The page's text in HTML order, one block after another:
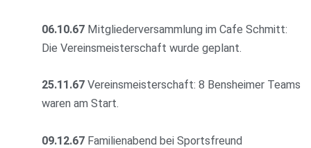
06.10.67 Mitgliederversammlung im Cafe Schmitt:
Die Vereinsmeisterschaft wurde geplant.
25.11.67 Vereinsmeisterschaft: 8 Bensheimer Teams
waren am Start.
09.12.67 Familienabend bei Sportsfreund